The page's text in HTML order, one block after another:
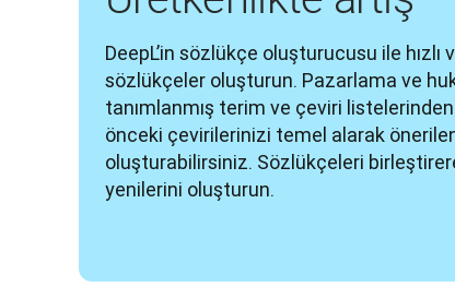
DeepL’in sözlükçe oluşturucusu ile hızlı
sözlükçeler oluşturun. Pazarlama ve
tanımlanmış terim ve çeviri
önceki çevirilerinizi temel alarak
oluşturabilirsiniz. Sözlükçeleri
yenilerini oluşturun.